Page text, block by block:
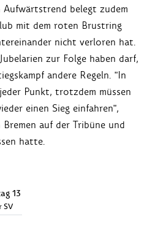
Aufwärtstrend belegt zudem
mit dem roten Brustring
nicht verloren hat.
zur Folge haben darf,
andere Regeln. "In
Punkt, trotzdem müssen
einen Sieg einfahren",
auf der Tribüne und
hatte.
13
SV